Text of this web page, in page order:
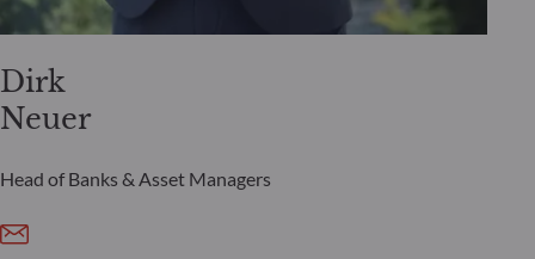
Dirk
Neuer
Head of Banks & Asset Managers